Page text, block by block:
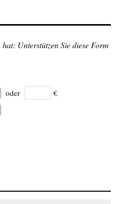
Unterstützen Sie diese Form
oder €